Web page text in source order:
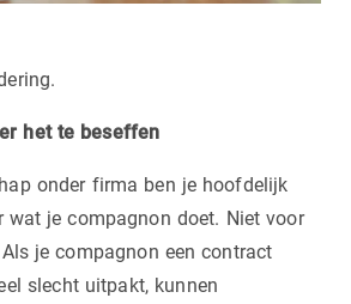
het te beseffen
onder firma ben je hoofdelijk
wat je compagnon doet. Niet voor
je compagnon een contract
slecht uitpakt, kunnen